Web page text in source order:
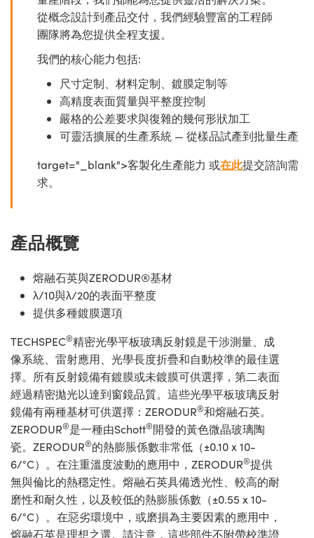
從概念設計到產品交付，我們經驗豐富的工程師
團隊將為您提供全程支援。
我們的核心能力包括:
尺寸定制、材料定制、鍍膜定制等
高精度表面質量與平整度控制
嚴格的公差要求與復雜的幾何形狀加工
可靈活擴展的生產系統 — 從樣品試產到批量生產
target="_blank">客製化生產能力 或在此提交諮詢需
求。
產品概覽
熔融石英與ZERODUR®基材
λ/10與λ/20的表面平整度
提供多種鍍膜選項
TECHSPEC®精密光學平板玻璃反射鏡是干涉測量、成
像系統、雷射應用、光學長度折疊和自動校準的最佳選
擇。所有反射鏡備有鍍膜或未鍍膜可供選擇，第二表面
經過精密拋光以達到窗鏡品質。這些光學平板玻璃反射
鏡備有兩種基材可供選擇：ZERODUR®和熔融石英。
ZERODUR®是一種由Schott®開發的黃色微晶玻璃陶
瓷。ZERODUR®的熱膨脹係數非常低（±0.10 x 10-
6/°C）。在注重溫度波動的應用中，ZERODUR®提供
無與倫比的熱穩定性。熔融石英具備透光性、較高的耐
磨性和耐久性，以及較低的熱膨脹係數（±0.55 x 10-
6/°C）。在惡劣環境中，或磨損為主要因素的應用中，
熔融石英是理想之選。請注意，這些部件不附帶校準證